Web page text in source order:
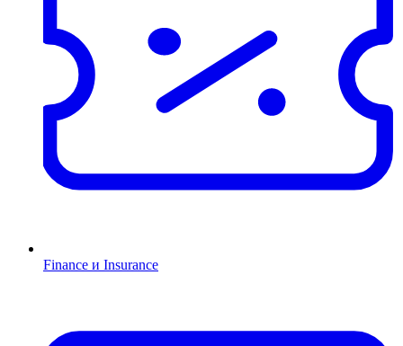
Finance и Insurance